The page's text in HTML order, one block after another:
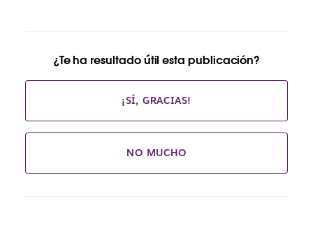
¿Te ha resultado útil esta publicación?
¡SÍ, GRACIAS!
NO MUCHO